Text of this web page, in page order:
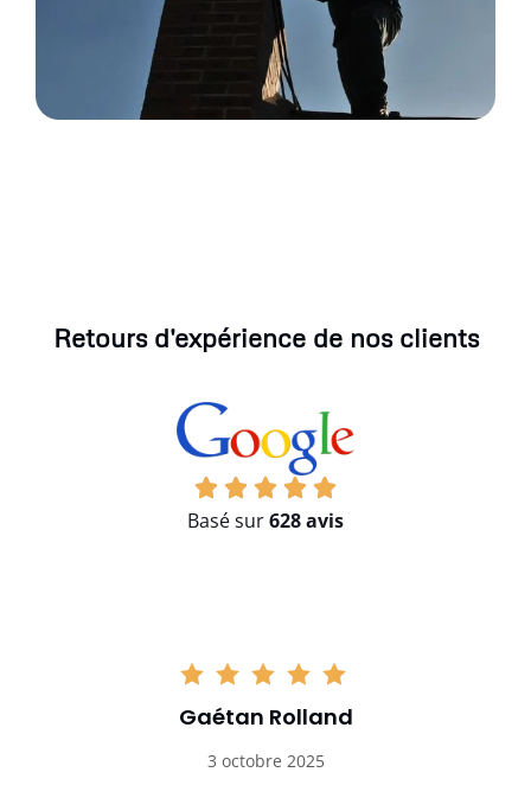
Retours d'expérience de nos clients
Basé sur628 avis
Gaétan Rolland
3 octobre 2025